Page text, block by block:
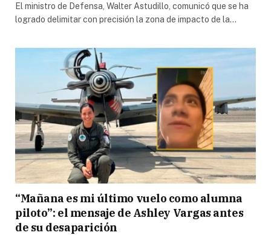
El ministro de Defensa, Walter Astudillo, comunicó que se ha
logrado delimitar con precisión la zona de impacto de la…
“Mañana es mi último vuelo como alumna
piloto”: el mensaje de Ashley Vargas antes
de su desaparición